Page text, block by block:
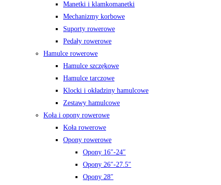
Manetki i klamkomanetki
Mechanizmy korbowe
Suporty rowerowe
Pedały rowerowe
Hamulce rowerowe
Hamulce szczękowe
Hamulce tarczowe
Klocki i okładziny hamulcowe
Zestawy hamulcowe
Koła i opony rowerowe
Koła rowerowe
Opony rowerowe
Opony 16″-24″
Opony 26″-27.5″
Opony 28″